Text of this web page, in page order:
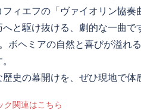
フィエフの「ヴァイオリン協
へと駆け抜ける、劇的な一曲
ボヘミアの自然と喜びが溢れ
史の幕開けを、ぜひ現地で体
関連はこちら